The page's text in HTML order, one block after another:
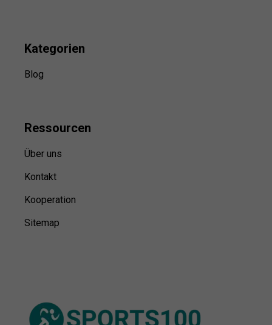
Kategorien
Blog
Ressourcen
Über uns
Kontakt
Kooperation
Sitemap